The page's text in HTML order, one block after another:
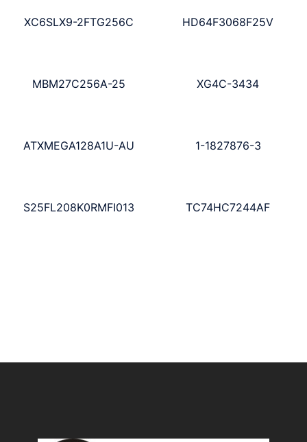
XC6SLX9-2FTG256C HD64F3068F25V
MBM27C256A-25 XG4C-3434
ATXMEGA128A1U-AU 1-1827876-3
S25FL208K0RMFI013 TC74HC7244AF